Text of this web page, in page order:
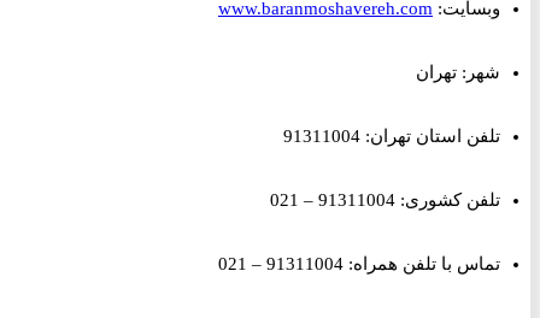
وبسایت:www.baranmoshavereh.com
شهر: تهران
تلفن استان تهران: 91311004
تلفن کشوری: 91311004 – 021
تماس با تلفن همراه: 91311004 – 021